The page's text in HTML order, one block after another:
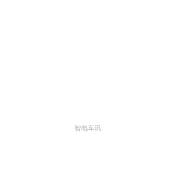
智电车讯